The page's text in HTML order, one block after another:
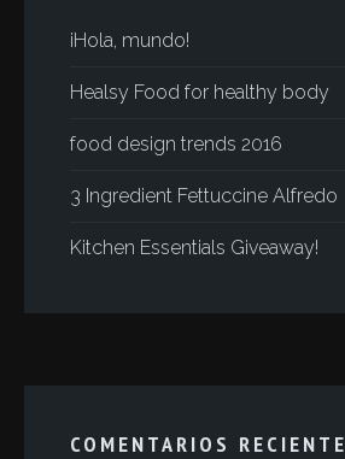
¡Hola, mundo!
Healsy Food for healthy body
food design trends 2016
3 Ingredient Fettuccine Alfredo
Kitchen Essentials Giveaway!
COMENTARIOS